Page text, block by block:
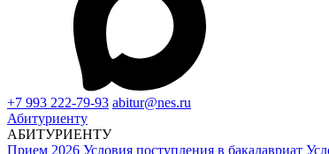
+7 993 222-79-93 abitur@nes.ru
Абитуриенту
АБИТУРИЕНТУ
Прием 2026 Условия поступления в бакалавриат